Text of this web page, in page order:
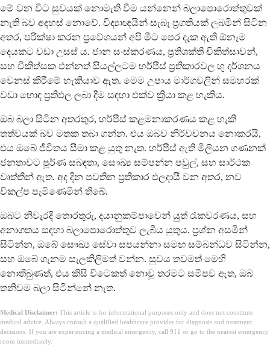
මේ වන විට සුවයක් නොමැති වීම යන්නෙන් බලාපොරොත්තුවක්
නැති බව අදහස් නොවේ. විද්‍යාඥයින් සැබෑ ප්‍රගතියක් ලබමින් සිටින
අතර, පරීක්ෂා කරන ප්‍රවේශයන් අපි මීට පෙර දැක ඇති ඕනෑම
දෙයකට වඩා උසස් ය. ජාන සංස්කරණය, ප්‍රතිශක්ති චිකිත්සාවන්,
සහ චිකිත්සක එන්නත් සියල්ලටම හර්පීස් ප්‍රතිකාරවල භූ දර්ශනය
වෙනස් කිරීමේ හැකියාව ඇත. මෙම උපාය මාර්ගවලින් සමහරක්
වඩා හොඳ ප්‍රතිඵල ලබා දීම සඳහා එක්ව ක්‍රියා කළ හැකිය.
ඔබ බලා සිටින අතරතුර, හර්පීස් කළමනාකරණය කළ හැකි
තත්වයක් බව මතක තබා ගන්න. එය ඔබව නිර්වචනය නොකරයි,
එය ඔබේ ජීවිතය සීමා කළ යුතු නැත. හර්පීස් ඇති මිලියන ගණනක්
ජනතාවට පූර්ණ සබඳතා, සෞඛ්‍ය සම්පන්න පවුල්, සහ සාර්ථක
වෘත්තීන් ඇත. අද දින පවතින ප්‍රතිකාර ඵලදායී වන අතර, නව
විකල්ප පැමිණෙමින් තිබේ.
ඔබට නිවැරදි තොරතුරු, දයානුකම්පාවෙන් යුත් රැකවරණය, සහ
අනාගතය සඳහා බලාපොරොත්තුව ලැබිය යුතුය. ප්‍රශ්න අසමින්
සිටින්න, ඔබේ සෞඛ්‍ය සේවා සපයන්නා සමඟ සම්බන්ධව සිටින්න,
සහ ඔබේ ගැනම සැලකිලිමත් වන්න. සුවය තවමත් මෙහි
නොතිබුණත්, එය කිසි විටෙකත් නොවූ තරමට සමීපව ඇත, ඔබ
තනිවම බලා සිටින්නේ නැත.
Medical Disclaimer: This article is for informational purposes only and does not constitute
medical advice. Always consult a qualified healthcare provider for diagnosis and treatment
decisions. If you are experiencing a medical emergency, call 911 or go to the nearest emergency
room immediately.